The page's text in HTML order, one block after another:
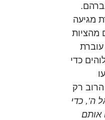
מגיעה
מהציות
כדי
רק
ה’, כדי
אותם